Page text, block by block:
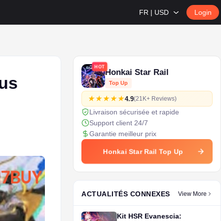
FR | USD Login
HOT
Honkai Star Rail
Top Up
4.9(21K+ Reviews)
Livraison sécurisée et rapide
Support client 24/7
Garantie meilleur prix
Honkai Star Rail Top Up
ACTUALITÉS CONNEXES View More
Kit HSR Evanescia: